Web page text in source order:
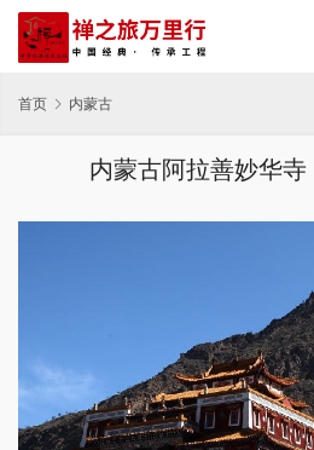
首页 内蒙古
内蒙古阿拉善妙华寺